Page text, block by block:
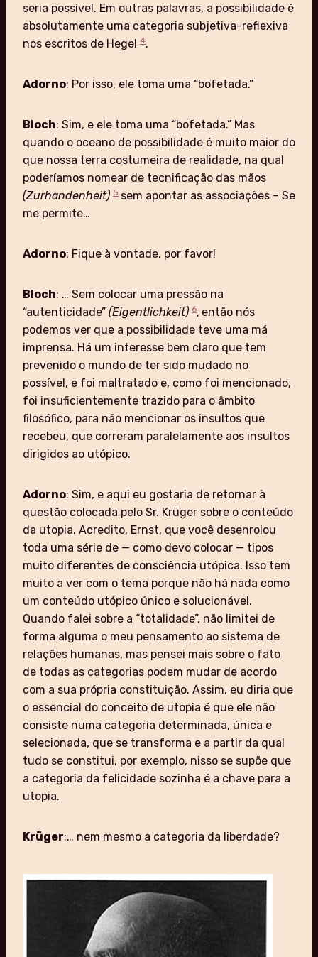
seria possível. Em outras palavras, a possibilidade é
absolutamente uma categoria subjetiva-reflexiva
nos escritos de Hegel 4.
Adorno: Por isso, ele toma uma “bofetada.”
Bloch: Sim, e ele toma uma “bofetada.” Mas
quando o oceano de possibilidade é muito maior do
que nossa terra costumeira de realidade, na qual
poderíamos nomear de tecnificação das mãos
(Zurhandenheit) 5 sem apontar as associações – Se
me permite…
Adorno: Fique à vontade, por favor!
Bloch: … Sem colocar uma pressão na
“autenticidade” (Eigentlichkeit) 6, então nós
podemos ver que a possibilidade teve uma má
imprensa. Há um interesse bem claro que tem
prevenido o mundo de ter sido mudado no
possível, e foi maltratado e, como foi mencionado,
foi insuficientemente trazido para o âmbito
filosófico, para não mencionar os insultos que
recebeu, que correram paralelamente aos insultos
dirigidos ao utópico.
Adorno: Sim, e aqui eu gostaria de retornar à
questão colocada pelo Sr. Krüger sobre o conteúdo
da utopia. Acredito, Ernst, que você desenrolou
toda uma série de — como devo colocar — tipos
muito diferentes de consciência utópica. Isso tem
muito a ver com o tema porque não há nada como
um conteúdo utópico único e solucionável.
Quando falei sobre a “totalidade”, não limitei de
forma alguma o meu pensamento ao sistema de
relações humanas, mas pensei mais sobre o fato
de todas as categorias podem mudar de acordo
com a sua própria constituição. Assim, eu diria que
o essencial do conceito de utopia é que ele não
consiste numa categoria determinada, única e
selecionada, que se transforma e a partir da qual
tudo se constitui, por exemplo, nisso se supõe que
a categoria da felicidade sozinha é a chave para a
utopia.
Krüger:… nem mesmo a categoria da liberdade?